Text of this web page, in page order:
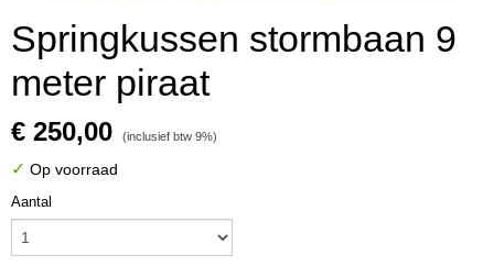
Springkussen stormbaan 9
meter piraat
€ 250,00 (inclusief btw 9%)
✓ Op voorraad
Aantal